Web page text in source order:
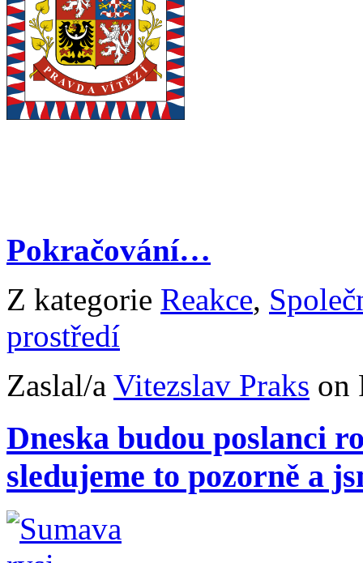
Pokračování…
Z kategorie Reakce,
prostředí
Zaslal/a Vitezslav Praks on
Dneska budou poslanci
sledujeme to pozorně a